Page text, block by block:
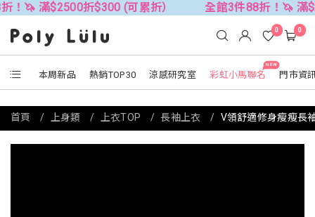
折$300 (可累折） 全館3件88折！🦄 滿$2500折
本周新品 熱銷TOP30 涼感研究室
NEW
彩虹小馬聯名 門市資
0 0
首頁 上身類 上衣TOP 長袖上衣 V領舒適修身瘦瘦長